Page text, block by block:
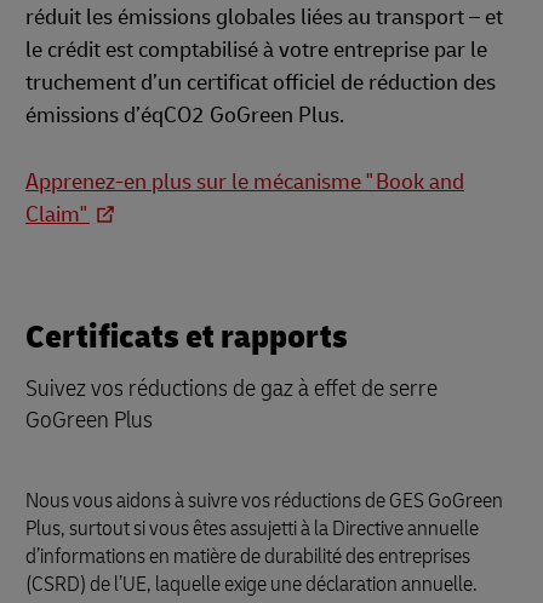
réduit les émissions globales liées au transport – et
le crédit est comptabilisé à votre entreprise par le
truchement d’un certificat officiel de réduction des
émissions d’éqCO2 GoGreen Plus.
Apprenez-en plus sur le mécanisme " Book and
Claim"
Certificats et rapports
Suivez vos réductions de gaz à effet de serre
GoGreen Plus
Nous vous aidons à suivre vos réductions de GES GoGreen
Plus, surtout si vous êtes assujetti à la Directive annuelle
d’informations en matière de durabilité des entreprises
(CSRD) de l’UE, laquelle exige une déclaration annuelle.